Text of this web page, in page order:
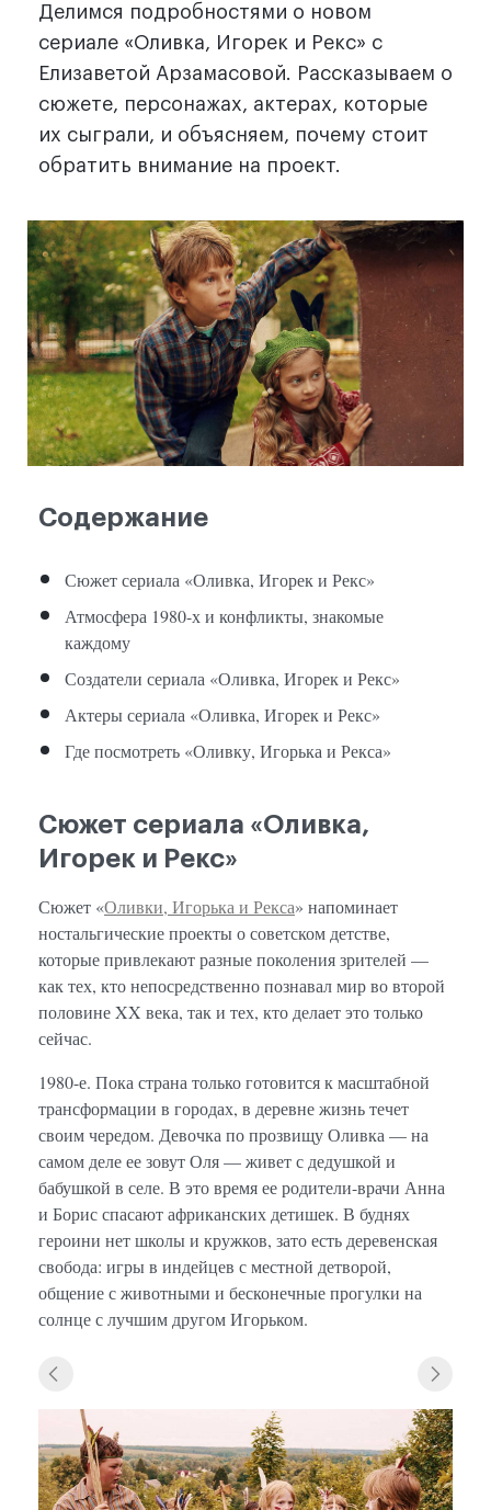
Делимся подробностями о новом
сериале «Оливка, Игорек и Рекс» с
Елизаветой Арзамасовой. Рассказываем о
сюжете, персонажах, актерах, которые
их сыграли, и объясняем, почему стоит
обратить внимание на проект.
Содержание
Сюжет сериала «Оливка, Игорек и Рекс»
Атмосфера 1980-х и конфликты, знакомые
каждому
Создатели сериала «Оливка, Игорек и Рекс»
Актеры сериала «Оливка, Игорек и Рекс»
Где посмотреть «Оливку, Игорька и Рекса»
Сюжет сериала «Оливка,
Игорек и Рекс»
Сюжет «Оливки, Игорька и Рекса» напоминает
ностальгические проекты о советском детстве,
которые привлекают разные поколения зрителей —
как тех, кто непосредственно познавал мир во второй
половине XX века, так и тех, кто делает это только
сейчас.
1980-е. Пока страна только готовится к масштабной
трансформации в городах, в деревне жизнь течет
своим чередом. Девочка по прозвищу Оливка — на
самом деле ее зовут Оля — живет с дедушкой и
бабушкой в селе. В это время ее родители-врачи Анна
и Борис спасают африканских детишек. В буднях
героини нет школы и кружков, зато есть деревенская
свобода: игры в индейцев с местной детворой,
общение с животными и бесконечные прогулки на
солнце с лучшим другом Игорьком.